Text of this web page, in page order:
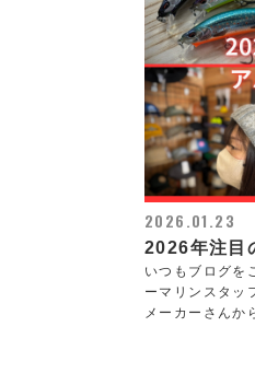
2026.01.23
2026年注目
いつもブログを
ーマリンスタッ
メーカーさんか